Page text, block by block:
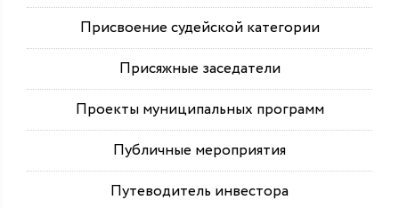
Присвоение судейской категории
Присяжные заседатели
Проекты муниципальных программ
Публичные мероприятия
Путеводитель инвестора